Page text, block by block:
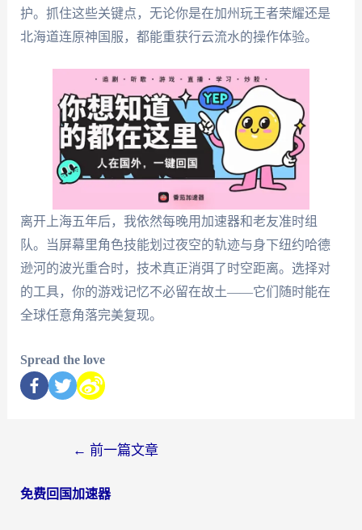
护。抓住这些关键点，无论你是在加州玩王者荣耀还是
北海道连原神国服，都能重获行云流水的操作体验。
离开上海五年后，我依然每晚用加速器和老友准时组
队。当屏幕里角色技能划过夜空的轨迹与身下纽约哈德
逊河的波光重合时，技术真正消弭了时空距离。选择对
的工具，你的游戏记忆不必留在故土——它们随时能在
全球任意角落完美复现。
Spread the love
← 前一篇文章
免费回国加速器